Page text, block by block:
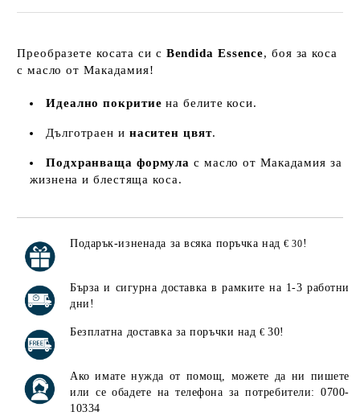
Преобразете косата си с Bendida Essence, боя за коса
с масло от Макадамия!
Идеално покритие на белите коси.
Дълготраен и наситен цвят.
Подхранваща формула с масло от Макадамия за
жизнена и блестяща коса.
Подарък-изненада за всяка поръчка над€ 30!
Бърза и сигурна доставка в рамките на 1-3 работни
дни!
Безплатна доставка за поръчки над€30!
Ако имате нужда от помощ, можете да ни пишете
или се обадете на телефона за потребители: 0700-
10334